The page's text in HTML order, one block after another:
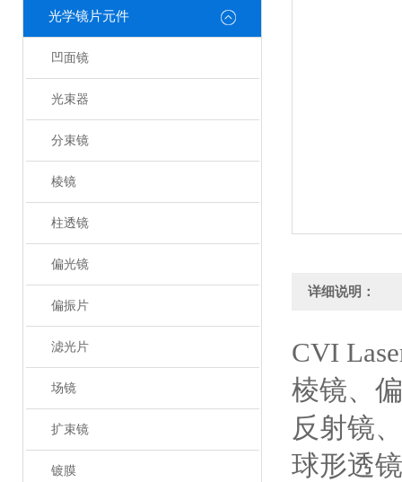
光学镜片元件
凹面镜
光束器
分束镜
棱镜
柱透镜
偏光镜
偏振片
滤光片
场镜
扩束镜
镀膜
详细说明：
CVI
棱镜、
反射镜
球形透